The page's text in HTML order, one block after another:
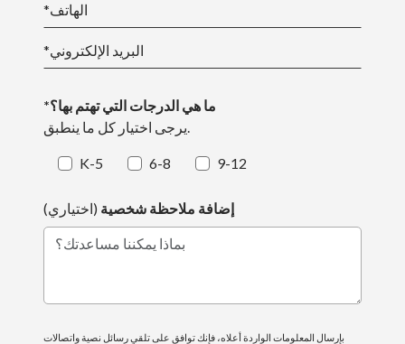
*الهاتف
*البريد الإلكتروني
*ما هي الدرجات التي تهتم بها؟
يرجى اختيار كل ما ينطبق.
K-5 6-8 9-12
إضافة ملاحظة شخصية (اختياري)
بماذا يمكننا مساعدتك؟
بإرسال المعلومات الواردة أعلاه، فإنك توافق على تلقي رسائل نصية واتصالات